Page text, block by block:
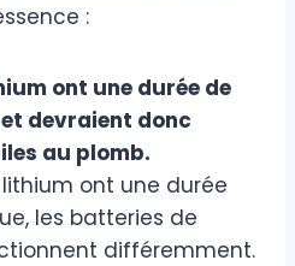
:
ont une durée de
devraient donc
au plomb.
ont une durée
les batteries de
différemment.